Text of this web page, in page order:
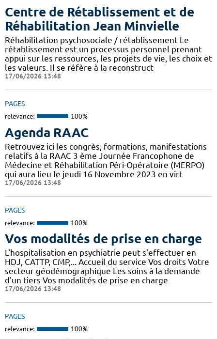
Centre de Rétablissement et de
Réhabilitation Jean Minvielle
Réhabilitation psychosociale / rétablissement Le
rétablissement est un processus personnel prenant
appui sur les ressources, les projets de vie, les choix et
les valeurs. Il se réfère à la reconstruct
17/06/2026 13:48
PAGES
relevance: 100%
Agenda RAAC
Retrouvez ici les congrès, formations, manifestations
relatifs à la RAAC 3 ème Journée Francophone de
Médecine et Réhabilitation Péri-Opératoire (MERPO)
qui aura lieu le jeudi 16 Novembre 2023 en virt
17/06/2026 13:48
PAGES
relevance: 100%
Vos modalités de prise en charge
L'hospitalisation en psychiatrie peut s'effectuer en
HDJ, CATTP, CMP,... Accueil du service Vos droits Votre
secteur géodémographique Les soins à la demande
d'un tiers Vos modalités de prise en charge
17/06/2026 13:48
PAGES
relevance: 100%